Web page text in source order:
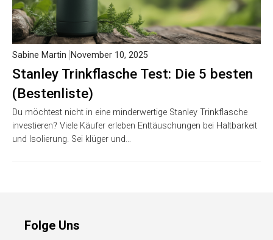
Stanley Trinkflasche Test: Die 5 besten
(Bestenliste)
Sabine Martin November 10, 2025
Du möchtest nicht in eine minderwertige Stanley Trinkflasche
investieren? Viele Käufer erleben Enttäuschungen bei Haltbarkeit
und Isolierung. Sei klüger und…
Folge Uns